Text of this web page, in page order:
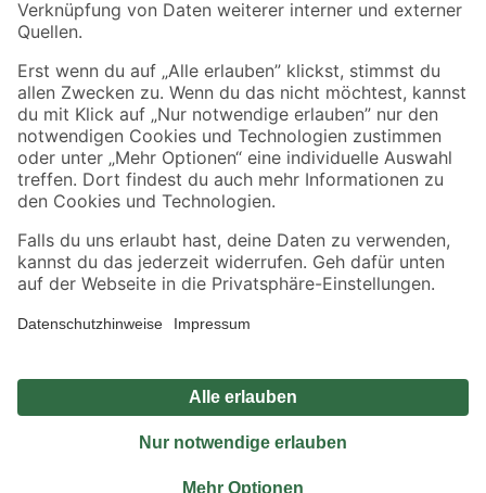
Sicher einkaufen
Jetzt die toom-App herunterladen
Alle Preisangaben in EUR inkl. gesetzl. MwSt.. Die dargestellten Angebote sind unter
Umständen nicht in allen Märkten verfügbar. Die angegebenen Verfügbarkeiten beziehen
Produkte nur solange der Vorrat reicht.
*Paketversand ab 59 € versandkostenfrei, gilt nicht für Artikel mit Speditionsversand, hier
Privatsphäre Impressum
Nutzungsbedingungen
Widerrufsrecht
Vertrag widerrufen